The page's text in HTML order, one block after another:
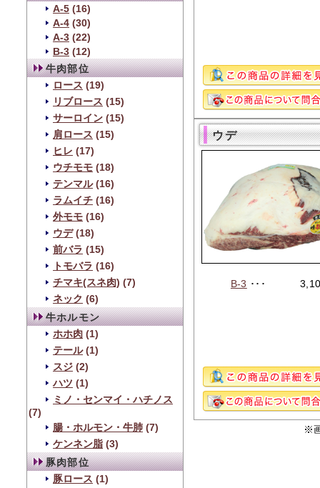
A-5 (16)
A-4 (30)
A-3 (22)
B-3 (12)
牛肉部位
ロース (19)
リブロース (15)
サーロイン (15)
肩ロース (15)
ヒレ (17)
ウチモモ (18)
テンマル(16)
ラムイチ (16)
外モモ (16)
ウデ(18)
前バラ (15)
トモバラ (16)
チマキ(スネ肉) (7)
ネック (6)
牛ホルモン
ホホ肉 (1)
テール(1)
スジ (2)
ハツ (1)
ミノ・センマイ・ハチノス
(7)
腸・ホルモン・牛肺 (7)
ケンネン脂 (3)
豚肉部位
豚ロース (1)
ウデ
B-3 ･･･
※